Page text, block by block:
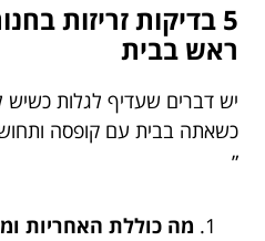
5 בדיקות זריזות
ראש בבית
יש דברים שעדיף לגלות כשיש
כשאתה בבית עם קופסה
״
מה כוללת האחריות